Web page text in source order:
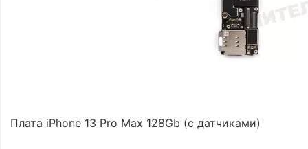
Плата iPhone 13 Pro Max 128Gb (с датчиками)